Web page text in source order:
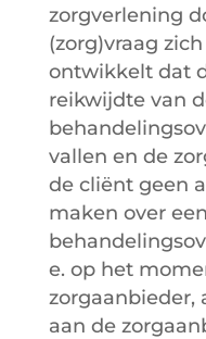
zorgverlening
(zorg)vraag
ontwikkelt dat
reikwijdte van
vallen en de
de cliënt geen
maken over
e. op het
zorgaanbieder,
aan de